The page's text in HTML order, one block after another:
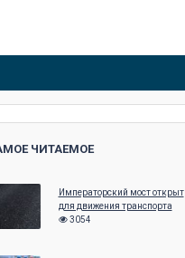
2016
Ср
ЧИТАЕМОЕ
Императорский мост открыт
для движения транспорта
3054